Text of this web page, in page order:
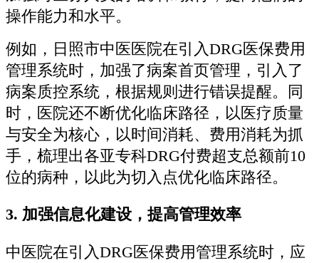
操作能力和水平。
例如，日照市中医医院在引入DRG医保费用
管理系统时，加强了病案首页管理，引入了
病案质控系统，根据规则进行错误提醒。同
时，医院还不断优化临床路径，以医疗质量
与安全为核心，以时间消耗、费用消耗为抓
手，梳理出各亚专科DRG付费超支总额前10
位的病种，以此为切入点优化临床路径。
3. 加强信息化建设，提高管理效率
中医院在引入DRG医保费用管理系统时，应